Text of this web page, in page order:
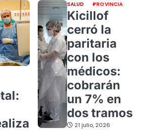
SALUD PROVINCIA
Kicillof
cerró la
paritaria
con los
médicos:
cobrarán
un 7% en
dos tramos
21 julio, 2026